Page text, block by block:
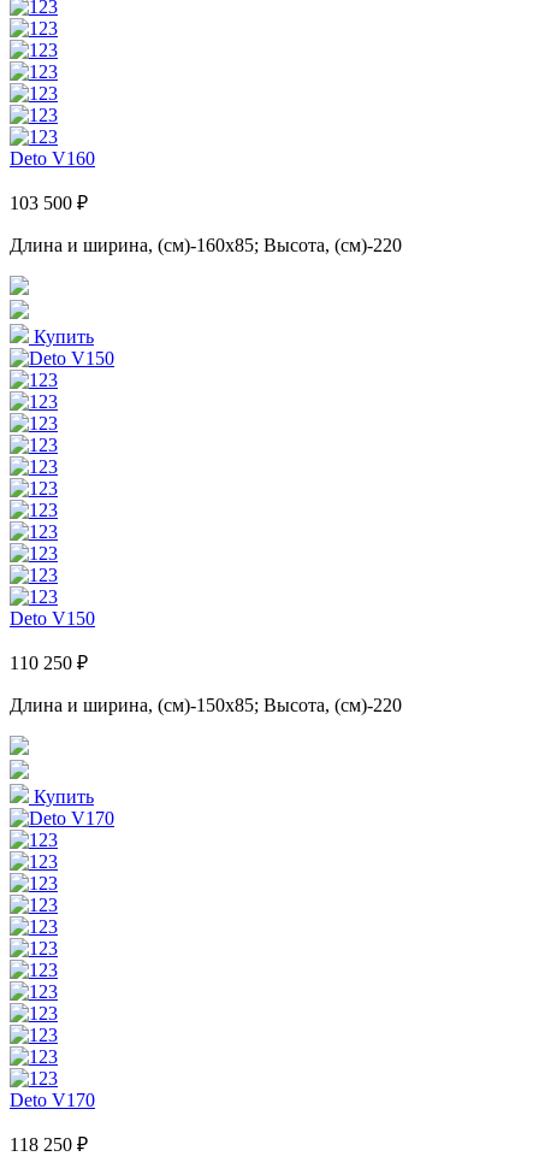
Deto V160
103 500 ₽
Длина и ширина, (см)-160x85; Высота, (см)-220
Купить
Deto V150
110 250 ₽
Длина и ширина, (см)-150x85; Высота, (см)-220
Купить
Deto V170
118 250 ₽